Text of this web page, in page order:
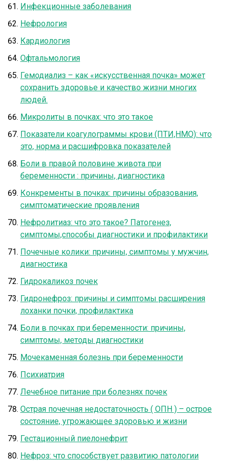
Инфекционные заболевания
Нефрология
Кардиология
Офтальмология
Гемодиализ – как «искусственная почка» может
сохранить здоровье и качество жизни многих
людей.
Микролиты в почках: что это такое
Показатели коагулограммы крови (ПТИ,НМО): что
это, норма и расшифровка показателей
Боли в правой половине живота при
беременности : причины, диагностика
Конкременты в почках: причины образования,
симптоматические проявления
Нефролитиаз: что это такое? Патогенез,
симптомы,способы диагностики и профилактики
Почечные колики: причины, симптомы у мужчин,
диагностика
Гидрокаликоз почек
Гидронефроз: причины и симптомы расширения
лоханки почки, профилактика
Боли в почках при беременности: причины,
симптомы, методы диагностики
Мочекаменная болезнь при беременности
Психиатрия
Лечебное питание при болезнях почек
Острая почечная недостаточность ( ОПН ) – острое
состояние, угрожающее здоровью и жизни
Гестационный пиелонефрит
Нефроз: что способствует развитию патологии